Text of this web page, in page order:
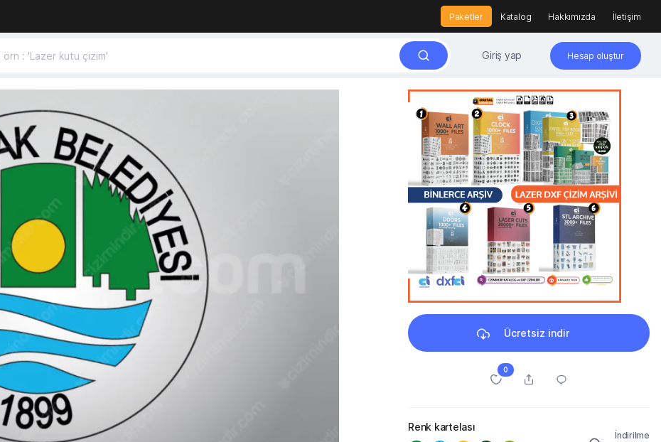
Paketler Katalog Hakkımızda İletişim
Giriş yap Hesap oluştur
Ücretsiz indir
0
Renk kartelası
İndirilme